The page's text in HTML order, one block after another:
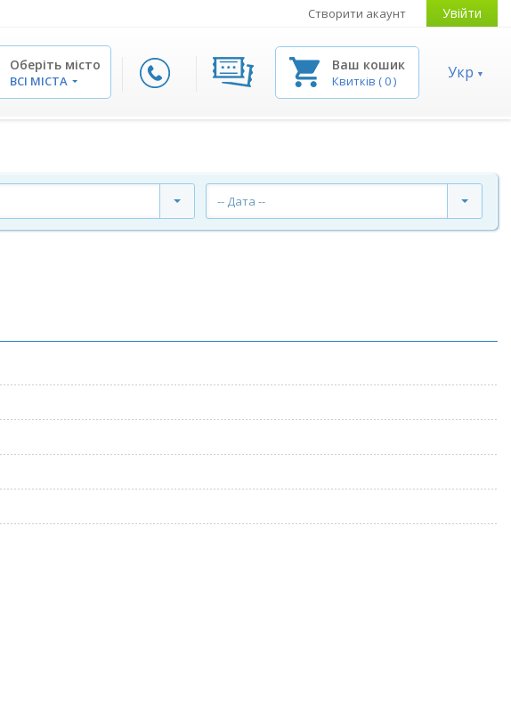
Створити акаунт Увійти
Оберіть місто
ВСІ МІСТА
Ваш кошик
Квитків (0) Укр
-- Дата --